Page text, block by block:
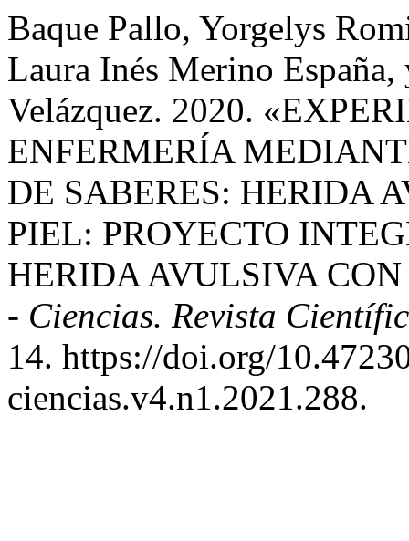
Baque Pallo, Yorgelys
Laura Inés Merino
Velázquez. 2020.
ENFERMERÍA
DE SABERES: HERIDA
PIEL: PROYECTO
HERIDA AVULSIVA
- Ciencias. Revista
14. https://doi.org/
ciencias.v4.n1.2021.288.